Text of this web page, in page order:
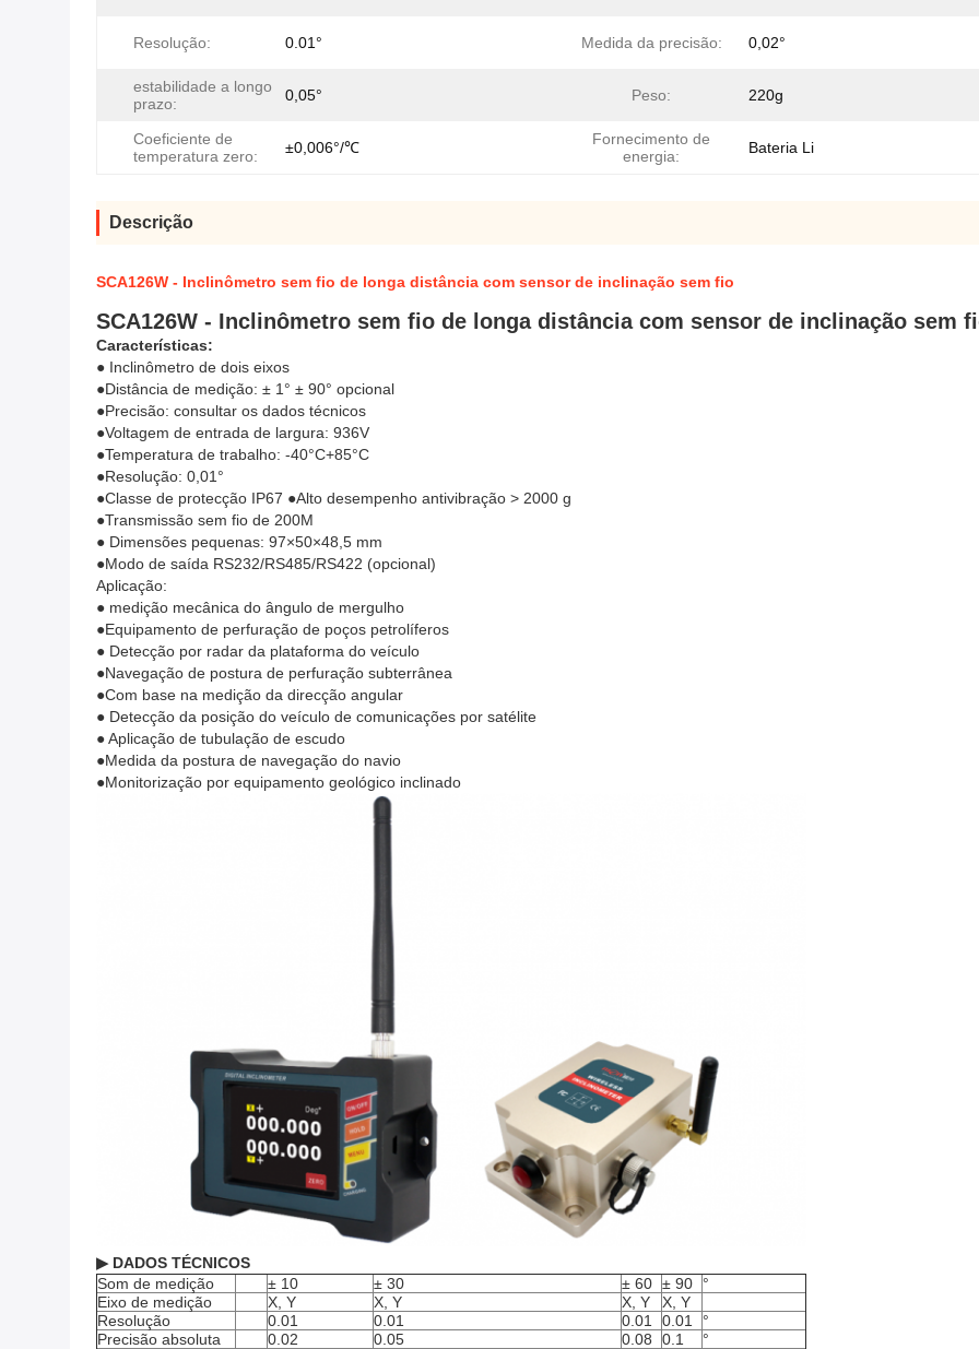
Resolução: 0.01° Medida da precisão: 0,02°
estabilidade a longo
prazo:
0,05° Peso: 220g
Coeficiente de
temperatura zero:
±0,006°/℃
Fornecimento de
energia:
Bateria Li
Descrição
SCA126W - Inclinômetro sem fio de longa distância com sensor de inclinação sem fio
SCA126W - Inclinômetro sem fio de longa distância com sensor de inclinação sem
Características:
● Inclinômetro de dois eixos
●Distância de medição: ± 1° ± 90° opcional
●Precisão: consultar os dados técnicos
●Voltagem de entrada de largura: 936V
●Temperatura de trabalho: -40°C+85°C
●Resolução: 0,01°
●Classe de protecção IP67 ●Alto desempenho antivibração > 2000 g
●Transmissão sem fio de 200M
● Dimensões pequenas: 97×50×48,5 mm
●Modo de saída RS232/RS485/RS422 (opcional)
Aplicação:
● medição mecânica do ângulo de mergulho
●Equipamento de perfuração de poços petrolíferos
● Detecção por radar da plataforma do veículo
●Navegação de postura de perfuração subterrânea
●Com base na medição da direcção angular
● Detecção da posição do veículo de comunicações por satélite
● Aplicação de tubulação de escudo
●Medida da postura de navegação do navio
●Monitorização por equipamento geológico inclinado
▶ DADOS TÉCNICOS
Som de medição
± 10 ± 30 ± 60 ± 90
°
Eixo de medição
X, Y X, Y X, Y
X, Y
Resolução
0.01 0.01 0.01 0.01
°
Precisão absoluta
0.02 0.05 0.08 0.1
°